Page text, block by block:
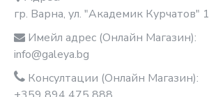
гр. Варна, ул. "Академик Курчатов" 1
Имейл адрес (Онлайн Магазин):
info@galeya.bg
Консултации (Онлайн Магазин):